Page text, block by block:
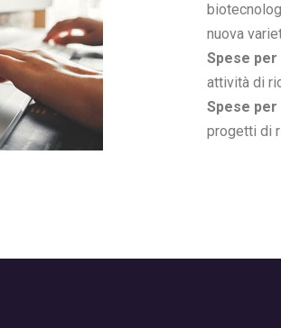
nuova
Spese
attività di
Spese
progetti di